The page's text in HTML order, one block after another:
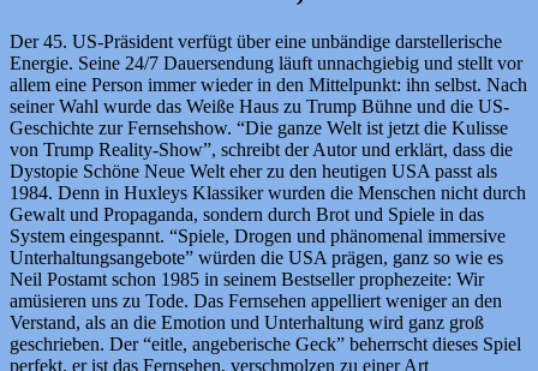
Der 45. US-Präsident verfügt über eine unbändige darstellerische
Energie. Seine 24/7 Dauersendung läuft unnachgiebig und stellt vor
allem eine Person immer wieder in den Mittelpunkt: ihn selbst. Nach
seiner Wahl wurde das Weiße Haus zu Trump Bühne und die US-
Geschichte zur Fernsehshow. “Die ganze Welt ist jetzt die Kulisse
von Trump Reality-Show”, schreibt der Autor und erklärt, dass die
Dystopie Schöne Neue Welt eher zu den heutigen USA passt als
1984. Denn in Huxleys Klassiker wurden die Menschen nicht durch
Gewalt und Propaganda, sondern durch Brot und Spiele in das
System eingespannt. “Spiele, Drogen und phänomenal immersive
Unterhaltungsangebote” würden die USA prägen, ganz so wie es
Neil Postamt schon 1985 in seinem Bestseller prophezeite: Wir
amüsieren uns zu Tode. Das Fernsehen appelliert weniger an den
Verstand, als an die Emotion und Unterhaltung wird ganz groß
geschrieben. Der “eitle, angeberische Geck” beherrscht dieses Spiel
perfekt, er ist das Fernsehen, verschmolzen zu einer Art